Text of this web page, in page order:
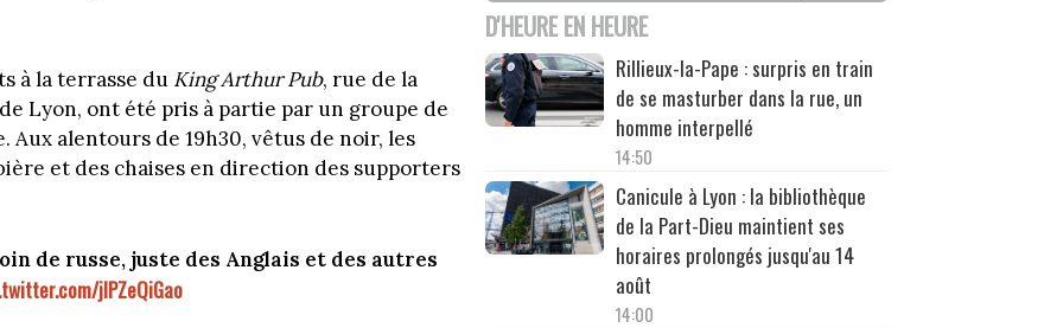
à la terrasse du King Arthur Pub, rue de la
Lyon, ont été pris à partie par un groupe de
alentours de 19h30, vêtus de noir, les
et des chaises en direction des supporters
de russe, juste des Anglais et des autres
jlPZeQiGao
D'HEURE EN HEURE
Rillieux-la-Pape : surpris en train
de se masturber dans la rue, un
homme interpellé
14:50
Canicule à Lyon : la bibliothèque
de la Part-Dieu maintient ses
horaires prolongés jusqu'au 14
août
14:00